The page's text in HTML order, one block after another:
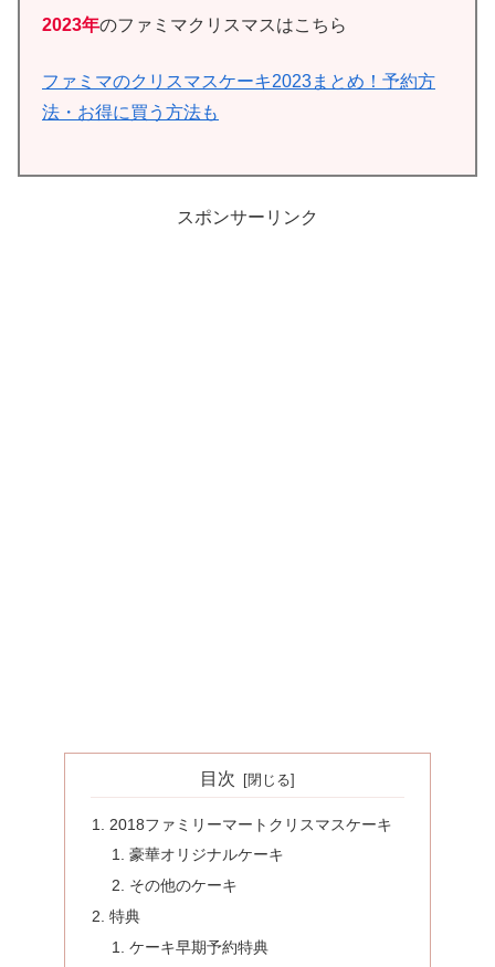
2023年のファミマクリスマスはこちら
ファミマのクリスマスケーキ2023まとめ！予約方
法・お得に買う方法も
スポンサーリンク
目次
2018ファミリーマートクリスマスケーキ
豪華オリジナルケーキ
その他のケーキ
特典
ケーキ早期予約特典